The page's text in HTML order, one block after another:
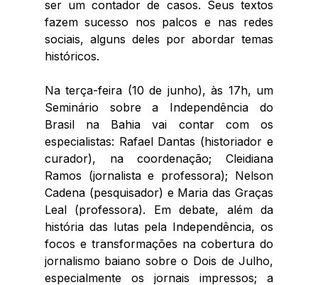
ser um contador de casos. Seus textos
fazem sucesso nos palcos e nas redes
sociais, alguns deles por abordar temas
históricos.
Na terça-feira (10 de junho), às 17h, um
Seminário sobre a Independência do
Brasil na Bahia vai contar com os
especialistas: Rafael Dantas (historiador e
curador), na coordenação; Cleidiana
Ramos (jornalista e professora); Nelson
Cadena (pesquisador) e Maria das Graças
Leal (professora). Em debate, além da
história das lutas pela Independência, os
focos e transformações na cobertura do
jornalismo baiano sobre o Dois de Julho,
especialmente os jornais impressos; a